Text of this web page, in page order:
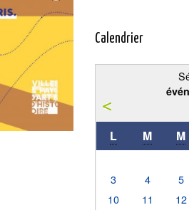
Calendrier
L M M
3
4 5
10
11 12